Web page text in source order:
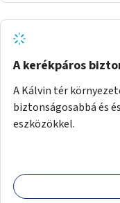
A kerékpáros
A Kálvin tér
biztonságosabbá és
eszközökkel.